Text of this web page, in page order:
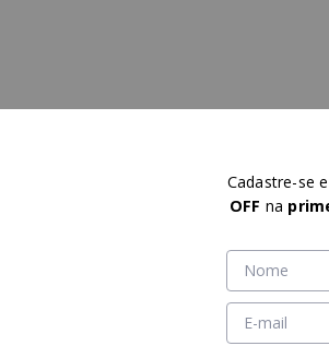
Cadastre-se
OFF na